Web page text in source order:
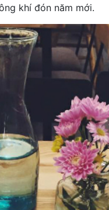
khí đón năm mới.